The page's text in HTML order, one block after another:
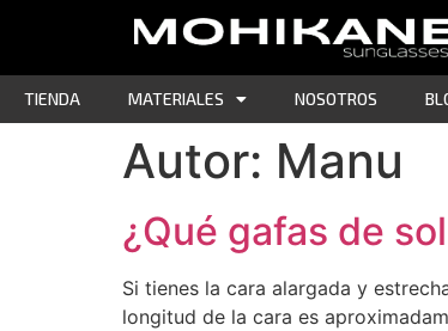
TIENDA MATERIALES NOSOTROS
Autor: Manu
¿Qué gafas de
Si tienes la cara alargada y
longitud de la cara es